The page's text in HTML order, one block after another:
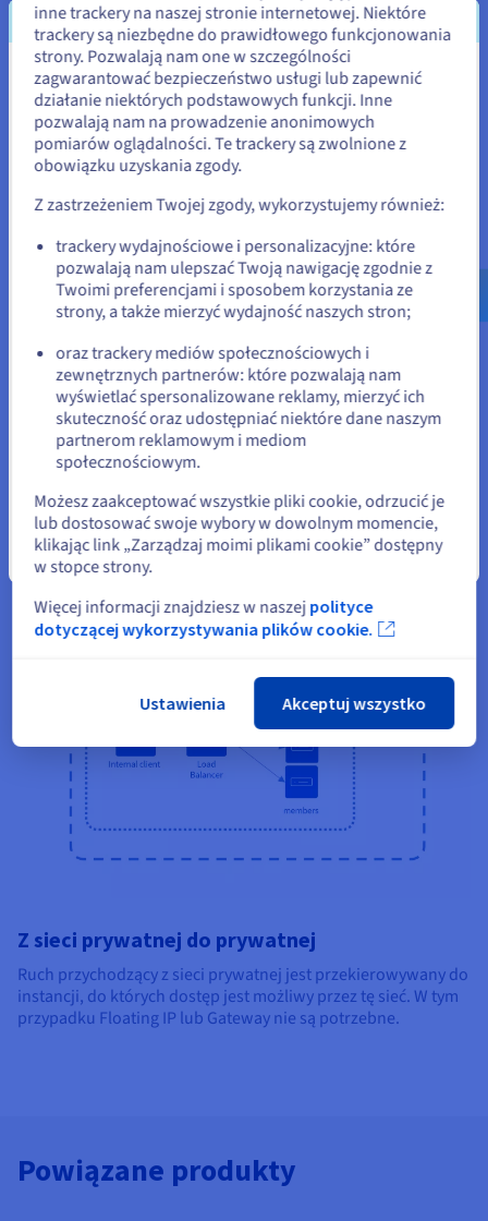
Z sieci publicznej do publicznej
Ruch przychodzący z Internetu dociera do Floating IP
powiązanego z Load Balancerem. Load Balancer kieruje ruch
sposób Load Balancer używa adresu Floating IP, aby dotrzeć
do tych instancji.
Z sieci prywatnej do prywatnej
Ruch przychodzący z sieci prywatnej jest przekierowywany do
instancji, do których dostęp jest możliwy przez tę sieć. W tym
przypadku Floating IP lub Gateway nie są potrzebne.
Powiązane produkty
Wydaje się, że znajdujesz się w
Stany Zjednoczone
Jeśli chcesz złożyć zamówienie w Stany Zjednoczone, wyszukaj
odpowiednią stronę i załóż konto.
us.ovhcloud.com/public-
cloud
Angielski USD - $
Pozostań na bieżącej stronie
Wybierz inną stronę
Zamknij
inne trackery na naszej stronie internetowej. Niektóre
trackery są niezbędne do prawidłowego funkcjonowania
strony. Pozwalają nam one w szczególności
zagwarantować bezpieczeństwo usługi lub zapewnić
działanie niektórych podstawowych funkcji. Inne
pozwalają nam na prowadzenie anonimowych
pomiarów oglądalności. Te trackery są zwolnione z
obowiązku uzyskania zgody.
Z zastrzeżeniem Twojej zgody, wykorzystujemy również:
trackery wydajnościowe i personalizacyjne: które
pozwalają nam ulepszać Twoją nawigację zgodnie z
Twoimi preferencjami i sposobem korzystania ze
strony, a także mierzyć wydajność naszych stron;
oraz trackery mediów społecznościowych i
zewnętrznych partnerów: które pozwalają nam
wyświetlać spersonalizowane reklamy, mierzyć ich
skuteczność oraz udostępniać niektóre dane naszym
partnerom reklamowym i mediom
społecznościowym.
Możesz zaakceptować wszystkie pliki cookie, odrzucić je
lub dostosować swoje wybory w dowolnym momencie,
klikając link „Zarządzaj moimi plikami cookie” dostępny
w stopce strony.
Więcej informacji znajdziesz w naszej polityce
dotyczącej wykorzystywania plików cookie.
Ustawienia Akceptuj wszystko